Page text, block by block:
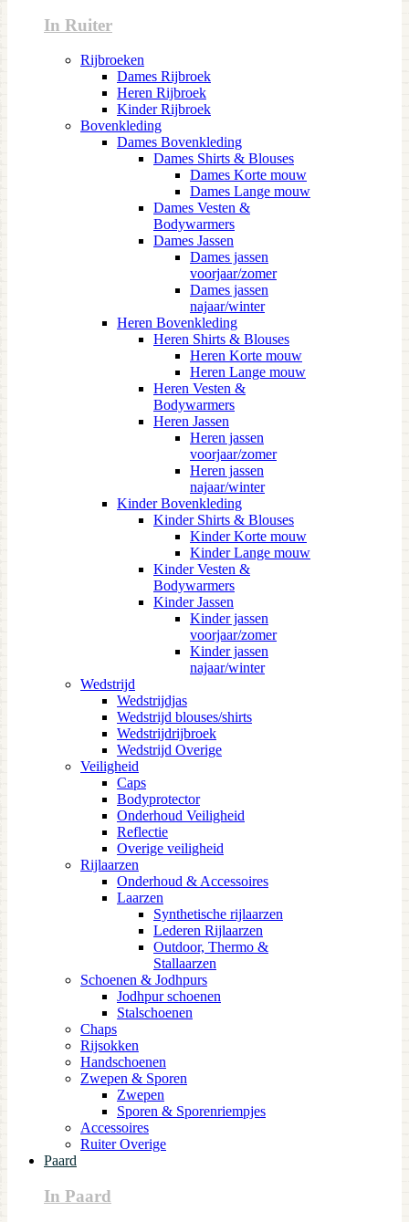
In Ruiter
Rijbroeken
Dames Rijbroek
Heren Rijbroek
Kinder Rijbroek
Bovenkleding
Dames Bovenkleding
Dames Shirts & Blouses
Dames Korte mouw
Dames Lange mouw
Dames Vesten &
Bodywarmers
Dames Jassen
Dames jassen
voorjaar/zomer
Dames jassen
najaar/winter
Heren Bovenkleding
Heren Shirts & Blouses
Heren Korte mouw
Heren Lange mouw
Heren Vesten &
Bodywarmers
Heren Jassen
Heren jassen
voorjaar/zomer
Heren jassen
najaar/winter
Kinder Bovenkleding
Kinder Shirts & Blouses
Kinder Korte mouw
Kinder Lange mouw
Kinder Vesten &
Bodywarmers
Kinder Jassen
Kinder jassen
voorjaar/zomer
Kinder jassen
najaar/winter
Wedstrijd
Wedstrijdjas
Wedstrijd blouses/shirts
Wedstrijdrijbroek
Wedstrijd Overige
Veiligheid
Caps
Bodyprotector
Onderhoud Veiligheid
Reflectie
Overige veiligheid
Rijlaarzen
Onderhoud & Accessoires
Laarzen
Synthetische rijlaarzen
Lederen Rijlaarzen
Outdoor, Thermo &
Stallaarzen
Schoenen & Jodhpurs
Jodhpur schoenen
Stalschoenen
Chaps
Rijsokken
Handschoenen
Zwepen & Sporen
Zwepen
Sporen & Sporenriempjes
Accessoires
Ruiter Overige
Paard
In Paard